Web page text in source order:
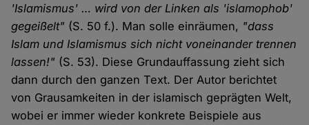
'Islamismus' … wird von der Linken als 'islamophob'
gegeißelt" (S. 50 f.). Man solle einräumen, "dass
Islam und Islamismus sich nicht voneinander trennen
lassen!" (S. 53). Diese Grundauffassung zieht sich
dann durch den ganzen Text. Der Autor berichtet
von Grausamkeiten in der islamisch geprägten Welt,
wobei er immer wieder konkrete Beispiele aus